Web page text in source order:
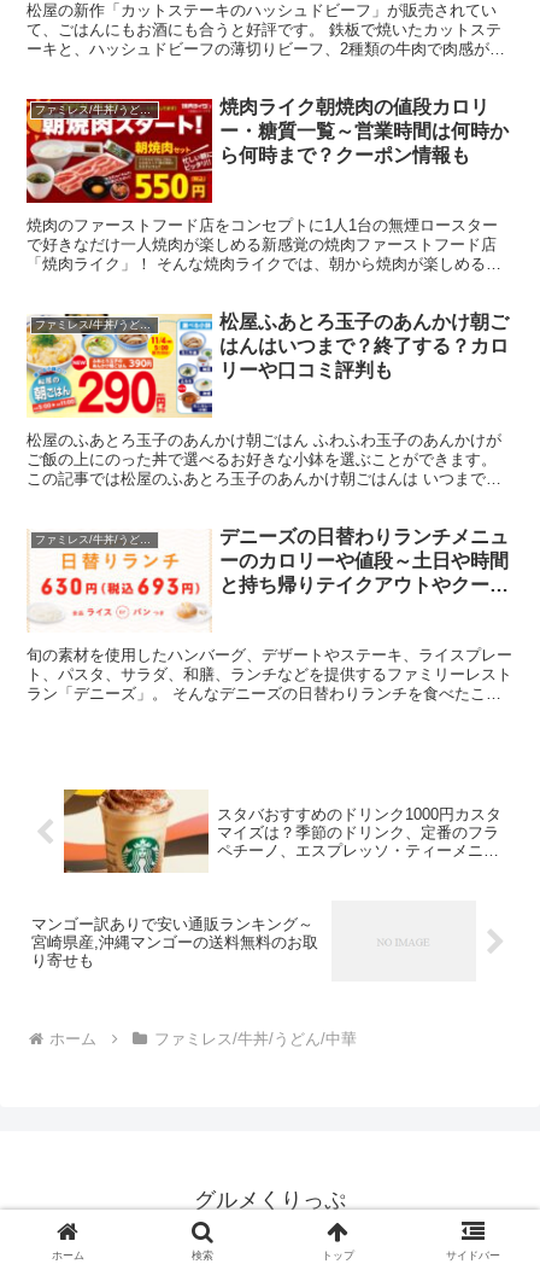
松屋の新作「カットステーキのハッシュドビーフ」が販売されてい
て、ごはんにもお酒にも合うと好評です。 鉄板で焼いたカットステ
ーキと、ハッシュドビーフの薄切りビーフ、2種類の牛肉で肉感がた
ファミレス/牛丼/うどん/中華
焼肉ライク朝焼肉の値段カロリ
ー・糖質一覧～営業時間は何時か
ら何時まで？クーポン情報も
焼肉のファーストフード店をコンセプトに1人1台の無煙ロースター
で好きなだけ一人焼肉が楽しめる新感覚の焼肉ファーストフード店
「焼肉ライク」！ そんな焼肉ライクでは、朝から焼肉が楽しめると
ファミレス/牛丼/うどん/中華
松屋ふあとろ玉子のあんかけ朝ご
はんはいつまで？終了する？カロ
リーや口コミ評判も
松屋のふあとろ玉子のあんかけ朝ごはん ふわふわ玉子のあんかけが
ご飯の上にのった丼で選べるお好きな小鉢を選ぶことができます。
この記事では松屋のふあとろ玉子のあんかけ朝ごはんは いつまで？
ファミレス/牛丼/うどん/中華
デニーズの日替わりランチメニュ
ーのカロリーや値段～土日や時間
と持ち帰りテイクアウトやクーポ
旬の素材を使用したハンバーグ、デザートやステーキ、ライスプレー
ト、パスタ、サラダ、和膳、ランチなどを提供するファミリーレスト
ラン「デニーズ」。 そんなデニーズの日替わりランチを食べたこと
スタバおすすめのドリンク1000円カスタ
マイズは？季節のドリンク、定番のフラ
ペチーノ、エスプレッソ・ティーメニュ
マンゴー訳ありで安い通販ランキング～
宮崎県産,沖縄マンゴーの送料無料のお取
り寄せも
ホーム ファミレス/牛丼/うどん/中華
グルメくりっぷ
© 2020 グルメくりっぷ.
ホーム 検索 トップ サイドバー